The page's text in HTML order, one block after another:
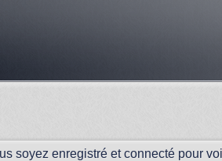
soyez enregistré et connecté pour